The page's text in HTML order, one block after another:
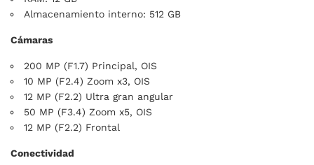
Almacenamiento interno: 512 GB
Cámaras
200 MP (F1.7) Principal, OIS
10 MP (F2.4) Zoom x3, OIS
12 MP (F2.2) Ultra gran angular
50 MP (F3.4) Zoom x5, OIS
12 MP (F2.2) Frontal
Conectividad